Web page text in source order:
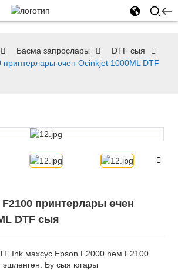
Басма запрослары
DTF сыя
өчен Ocinkjet 1000ML DTF
F2100 принтерлары өчен
DTF сыя
Ink махсус Epson F2000 һәм F2100
эшләнгән. Бу сыя югары